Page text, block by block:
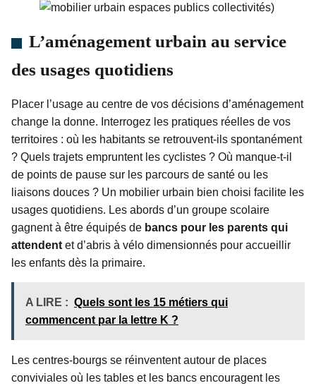
L’aménagement urbain au service
des usages quotidiens
Placer l’usage au centre de vos décisions d’aménagement
change la donne. Interrogez les pratiques réelles de vos
territoires : où les habitants se retrouvent-ils spontanément
? Quels trajets empruntent les cyclistes ? Où manque-t-il
de points de pause sur les parcours de santé ou les
liaisons douces ? Un mobilier urbain bien choisi facilite les
usages quotidiens. Les abords d’un groupe scolaire
gagnent à être équipés de bancs pour les parents qui
attendent et d’abris à vélo dimensionnés pour accueillir
les enfants dès la primaire.
A LIRE : Quels sont les 15 métiers qui
commencent par la lettre K ?
Les centres-bourgs se réinventent autour de places
conviviales où les tables et les bancs encouragent les